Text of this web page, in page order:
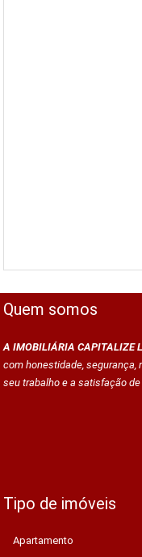
Quem somos
A IMOBILIÁRIA CAPITALIZE
com honestidade,
seu trabalho e a satisfação
Tipo de imóveis
Apartamento